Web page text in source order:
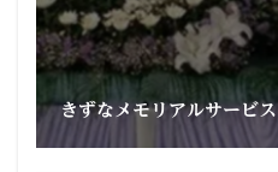
きずなメモリアルサービス